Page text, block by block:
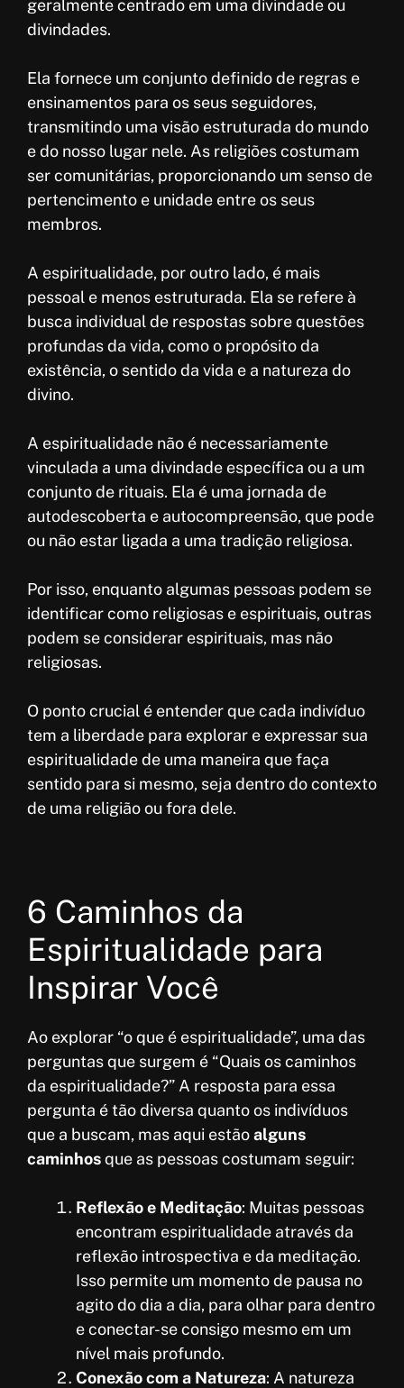
geralmente centrado em uma divindade ou
divindades.
Ela fornece um conjunto definido de regras e
ensinamentos para os seus seguidores,
transmitindo uma visão estruturada do mundo
e do nosso lugar nele. As religiões costumam
ser comunitárias, proporcionando um senso de
pertencimento e unidade entre os seus
membros.
A espiritualidade, por outro lado, é mais
pessoal e menos estruturada. Ela se refere à
busca individual de respostas sobre questões
profundas da vida, como o propósito da
existência, o sentido da vida e a natureza do
divino.
A espiritualidade não é necessariamente
vinculada a uma divindade específica ou a um
conjunto de rituais. Ela é uma jornada de
autodescoberta e autocompreensão, que pode
ou não estar ligada a uma tradição religiosa.
Por isso, enquanto algumas pessoas podem se
identificar como religiosas e espirituais, outras
podem se considerar espirituais, mas não
religiosas.
O ponto crucial é entender que cada indivíduo
tem a liberdade para explorar e expressar sua
espiritualidade de uma maneira que faça
sentido para si mesmo, seja dentro do contexto
de uma religião ou fora dele.
6 Caminhos da
Espiritualidade para
Inspirar Você
Ao explorar “o que é espiritualidade”, uma das
perguntas que surgem é “Quais os caminhos
da espiritualidade?” A resposta para essa
pergunta é tão diversa quanto os indivíduos
que a buscam, mas aqui estãoalguns
caminhosque as pessoas costumam seguir:
Reflexão e Meditação: Muitas pessoas
encontram espiritualidade através da
reflexão introspectiva e da meditação.
Isso permite um momento de pausa no
agito do dia a dia, para olhar para dentro
e conectar-se consigo mesmo em um
nível mais profundo.
Conexão com a Natureza: A natureza